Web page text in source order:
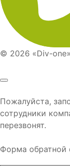
© 2026 «Div-one»
Пожалуйста,
сотрудники
перезвонят.
Форма обратной